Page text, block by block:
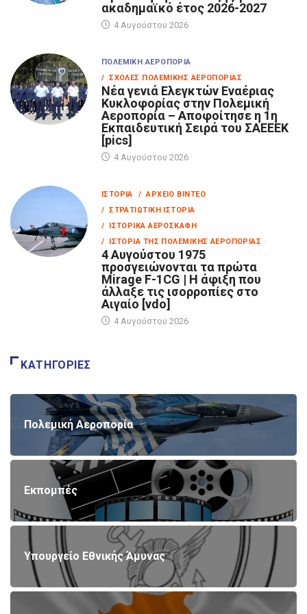
ακαδημαϊκό έτος 2026-2027
4 Αυγούστου 2026
ΠΟΛΕΜΙΚΉ ΑΕΡΟΠΟΡΊΑ
/ ΣΧΟΛΈΣ ΠΟΛΕΜΙΚΉΣ ΑΕΡΟΠΟΡΊΑΣ
Νέα γενιά Ελεγκτών Εναέριας
Κυκλοφορίας στην Πολεμική
Αεροπορία – Αποφοίτησε η 1η
Εκπαιδευτική Σειρά του ΣΑΕΕΕΚ
[pics]
4 Αυγούστου 2026
ΙΣΤΟΡΊΑ
/ ΑΡΧΕΊΟ ΒΊΝΤΕΟ
/ ΣΤΡΑΤΙΩΤΙΚΉ ΙΣΤΟΡΊΑ
/ ΙΣΤΟΡΙΚΆ ΑΕΡΟΣΚΆΦΗ
/ ΙΣΤΟΡΊΑ ΤΗΣ ΠΟΛΕΜΙΚΉΣ ΑΕΡΟΠΟΡΊΑΣ
4 Αυγούστου 1975
προσγειώνονται τα πρώτα
Mirage F-1CG | Η άφιξη που
άλλαξε τις ισορροπίες στο
Αιγαίο [vdo]
4 Αυγούστου 2026
ΚΑΤΗΓΟΡΊΕΣ
Πολεμική Αεροπορία
Εκπομπές
Υπουργείο Εθνικής Άμυνας